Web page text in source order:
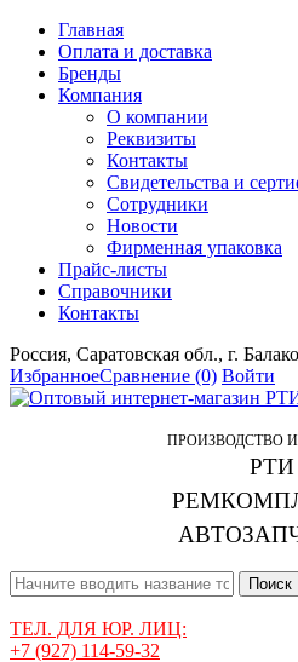
Главная
Оплата и доставка
Бренды
Компания
О компании
Реквизиты
Контакты
Свидетельства и
Сотрудники
Новости
Фирменная упаковка
Прайс-листы
Справочники
Контакты
Россия, Саратовская обл., г.
ИзбранноеСравнение (0) Войти
ПРОИЗВОДСТВО
РТИ
Поиск
ТЕЛ. ДЛЯ ЮР. ЛИЦ:
+7 (927) 114-59-32